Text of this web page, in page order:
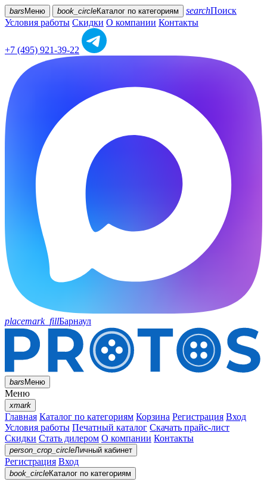
bars Меню book_circleКаталог по категориям searchПоиск
Условия работы Скидки О компании Контакты
+7 (495) 921-39-22
placemark_fillБарнаул
barsМеню
Меню
xmark
Главная Каталог по категориям Корзина Регистрация Вход
Условия работы Печатный каталог Скачать прайс-лист
Скидки Стать дилером О компании Контакты
person_crop_circleЛичный кабинет
Регистрация Вход
book_circleКаталог по категориям